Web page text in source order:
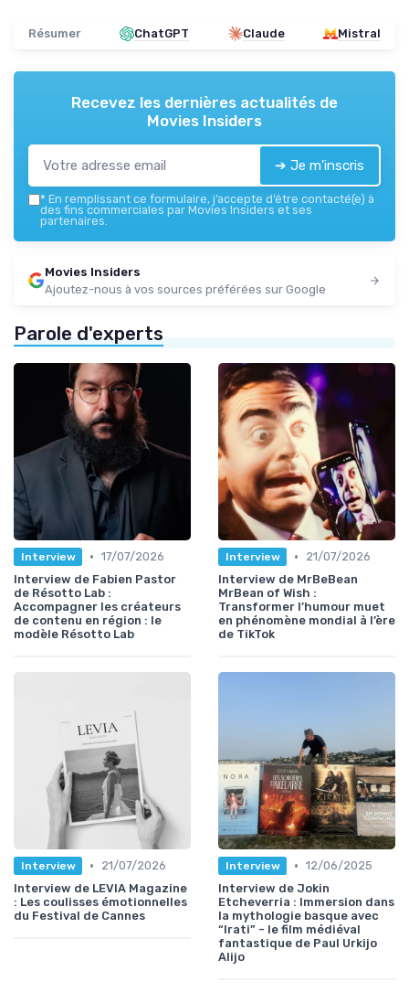
Résumer ChatGPT Claude Mistral
Recevez les dernières actualités de
Movies Insiders
➔ Je m'inscris
* En remplissant ce formulaire, j’accepte d’être contacté(e) à
des fins commerciales par Movies Insiders et ses
partenaires.
Movies Insiders
Ajoutez-nous à vos sources préférées sur Google
Parole d'experts
Interview • 17/07/2026
Interview de Fabien Pastor
de Résotto Lab :
Accompagner les créateurs
de contenu en région : le
modèle Résotto Lab
Interview •
21/07/2026
Interview de MrBeBean
MrBean of Wish :
Transformer l’humour muet
en phénomène mondial à l’ère
de TikTok
Interview •
21/07/2026
Interview de LEVIA Magazine
: Les coulisses émotionnelles
du Festival de Cannes
Interview • 12/06/2025
Interview de Jokin
Etcheverria : Immersion dans
la mythologie basque avec
“Irati” - le film médiéval
fantastique de Paul Urkijo
Alijo